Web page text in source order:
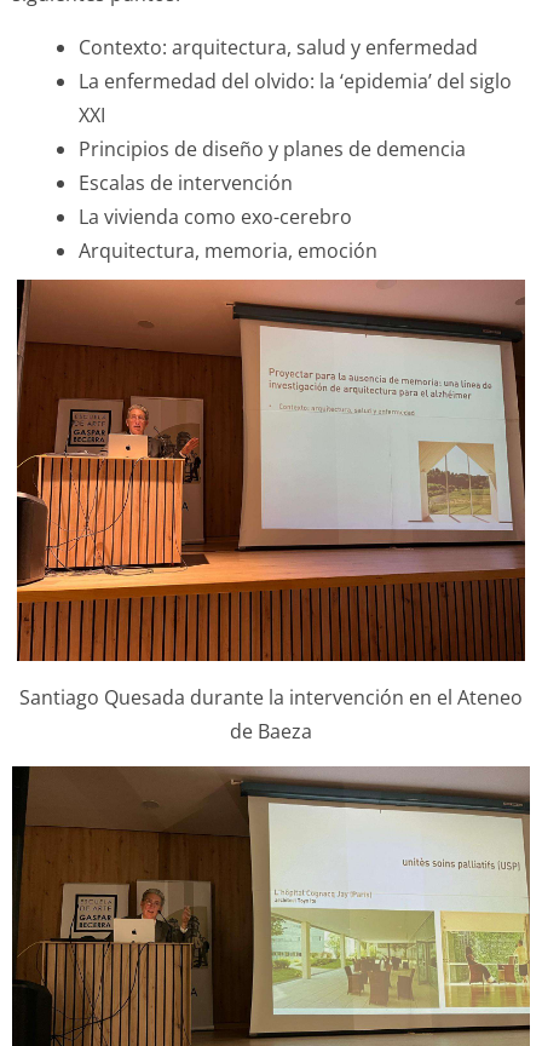
Contexto: arquitectura, salud y enfermedad
La enfermedad del olvido: la ‘epidemia’ del siglo
XXI
Principios de diseño y planes de demencia
Escalas de intervención
La vivienda como exo-cerebro
Arquitectura, memoria, emoción
Santiago Quesada durante la intervención en el Ateneo
de Baeza